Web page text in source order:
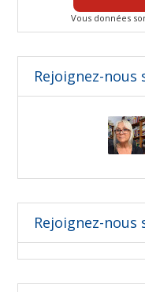
Vous données
Rejoignez-nous
Rejoignez-nous